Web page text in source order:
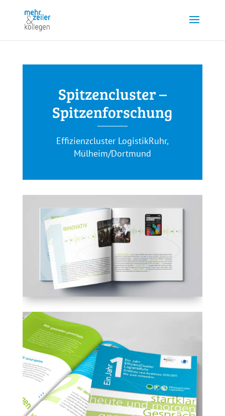
Spitzencluster –
Spitzenforschung
Effizienzcluster LogistikRuhr,
Mülheim/Dortmund